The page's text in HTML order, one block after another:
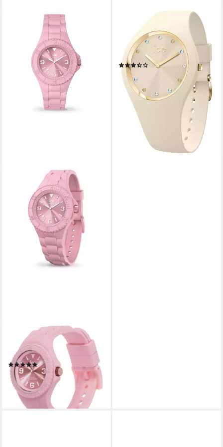
ICE-WATCH
Quarzuhr ICE generation -
Ballerina
(1)
ab 59,90 € UVP 109,00 €
-45%
lieferbar - in 2-3 Werktagen bei dir
ICE-WATCH
Quarzuhr ICE Watch Damen-
Uhren Analog Quarz,
Klassikuhr
(8)
99,00 €
leider ausverkauft